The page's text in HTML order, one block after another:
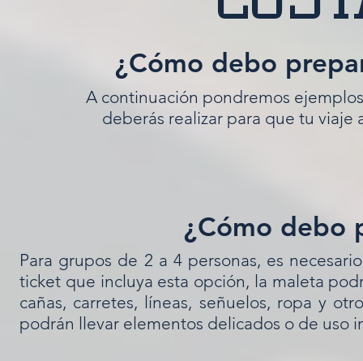
¿Cómo debo
A continuación pondremos
deberás realizar para que tu viaje
¿Cómo debo
Para grupos de 2 a 4 personas, es
ticket que incluya esta opción, la maleta
cañas, carretes, líneas, señuelos, ropa y
podrán llevar elementos delicados o de uso